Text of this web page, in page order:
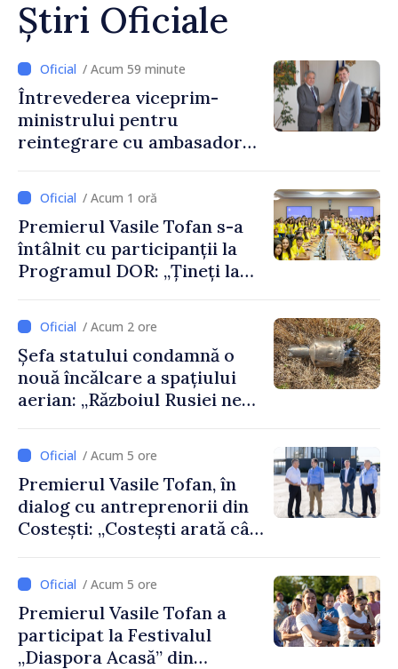
Știri Oficiale
/ Acum 59 minute
Întrevederea viceprim-
ministrului pentru
reintegrare cu ambasadorul
Moldova
/ Acum 1 oră
Premierul Vasile Tofan s-a
întâlnit cu participanții la
Programul DOR: „Țineți la
feriți de încercări și greșeli –
doar astfel puteți reuși”
/ Acum 2 ore
Șefa statului condamnă o
nouă încălcare a spațiului
aerian: „Războiul Rusiei ne
/ Acum 5 ore
Premierul Vasile Tofan, în
dialog cu antreprenorii din
Costești: „Costești arată cât
comunitate atunci când
există inițiativă, muncă și
spirit antreprenorial”
/ Acum 5 ore
Premierul Vasile Tofan a
participat la Festivalul
„Diaspora Acasă” din